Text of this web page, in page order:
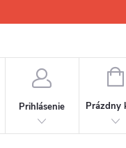
Prihlásenie
Prázdny